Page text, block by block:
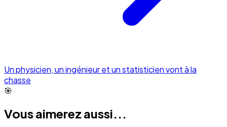
Un physicien, un ingénieur et un statisticien vont à la
chasse
🎯
Vous aimerez aussi...